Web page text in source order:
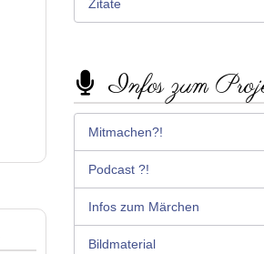
Zitate
Infos zum
Mitmachen?!
Podcast ?!
Infos zum Märchen
Bildmaterial